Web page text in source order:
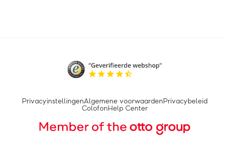
PrivacyinstellingenAlgemene voorwaarden Privacybeleid
Colofon Help Center